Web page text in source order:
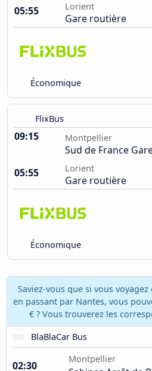
05:55
Lorient
Gare routière
Économique
FlixBus
09:15 Montpellier
Sud de France
05:55
Lorient
Gare routière
Économique
Saviez-vous que si vous
en passant par Nantes, vous
€ ? Vous trouverez les
BlaBlaCar Bus
02:30
Montpellier